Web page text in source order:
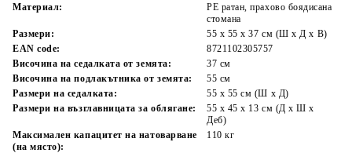
Материал:
PE ратан, прахово боядисана
стомана
Размери:
55 x 55 x 37 см (Ш x Д x В)
EAN code:
8721102305757
Височина на седалката от земята:
37 см
Височина на подлакътника от земята:
55 см
Размери на седалката:
55 x 55 cм (Ш x Д)
Размери на възглавницата за облягане:
55 x 45 x 13 см (Д х Ш x
Деб)
Максимален капацитет на натоварване
(на място):
110 кг